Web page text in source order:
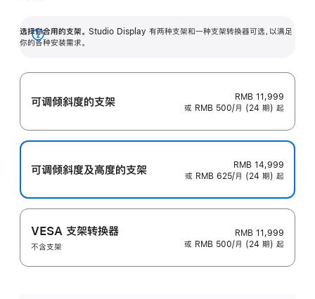
选择你合用的支架。 Studio Display 有两种支架和一种支架转换器可选，以满足
你的各种安装需求。
展
可调倾斜度的支架
RMB 11,999
或 RMB 500/月 (24 期) 起
可调倾斜度及高‍度的支‍架
RMB 14,999
或 RMB 625/月 (24 期) 起
VESA 支架转换器
不含支架
RMB 11,999
或 RMB 500/月 (24 期) 起